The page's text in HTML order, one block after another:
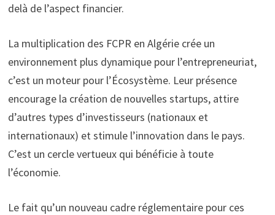
delà de l’aspect financier.
La multiplication des FCPR en Algérie crée un
environnement plus dynamique pour l’entrepreneuriat,
c’est un moteur pour l’Écosystème. Leur présence
encourage la création de nouvelles startups, attire
d’autres types d’investisseurs (nationaux et
internationaux) et stimule l’innovation dans le pays.
C’est un cercle vertueux qui bénéficie à toute
l’économie.
Le fait qu’un nouveau cadre réglementaire pour ces